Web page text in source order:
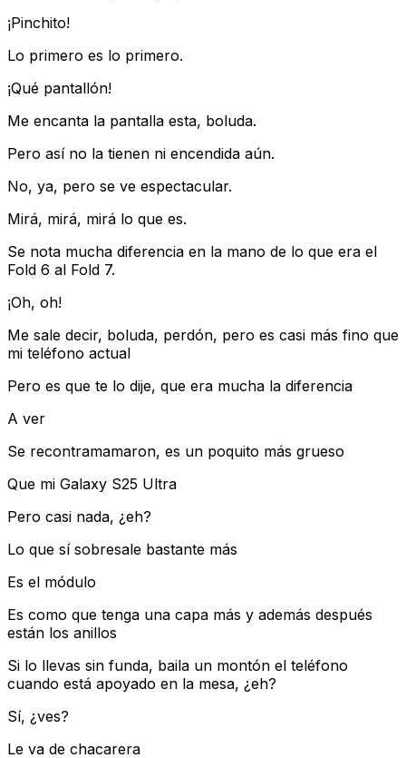
¡Pinchito!
Lo primero es lo primero.
¡Qué pantallón!
Me encanta la pantalla esta, boluda.
Pero así no la tienen ni encendida aún.
No, ya, pero se ve espectacular.
Mirá, mirá, mirá lo que es.
Se nota mucha diferencia en la mano de lo que era el
Fold 6 al Fold 7.
¡Oh, oh!
Me sale decir, boluda, perdón, pero es casi más fino que
mi teléfono actual
Pero es que te lo dije, que era mucha la diferencia
A ver
Se recontramamaron, es un poquito más grueso
Que mi Galaxy S25 Ultra
Pero casi nada, ¿eh?
Lo que sí sobresale bastante más
Es el módulo
Es como que tenga una capa más y además después
están los anillos
Si lo llevas sin funda, baila un montón el teléfono
cuando está apoyado en la mesa, ¿eh?
Sí, ¿ves?
Le va de chacarera